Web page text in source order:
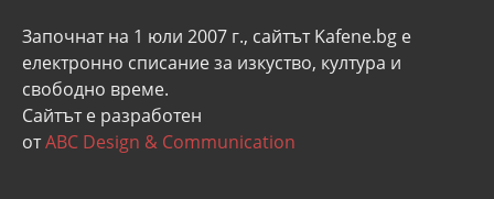
Започнат на 1 юли 2007 г., сайтът Kafene.bg e
eлектронно списание за изкуство, култура и
свободно време.
Сайтът е разработен
отABC Design & Communication